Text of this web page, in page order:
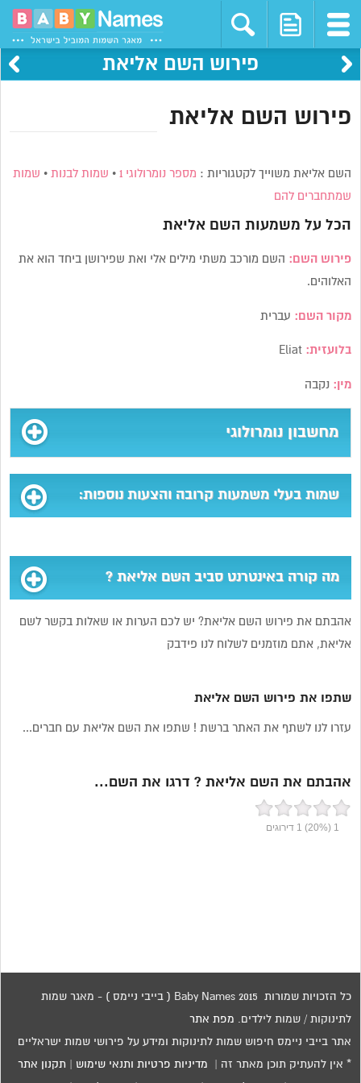
פירוש השם אליאת
פירוש השם אליאת
השם אליאת משוייך לקטגוריות : מספר נומרולוגי 1 • שמות לבנות • שמות
שמתחברים להם
הכל על משמעות השם אליאת
פירוש השם: השם מורכב משתי מילים אלי ואת שפירושן ביחד הוא את
האלוהים.
מקור השם: עברית
בלועזית: Eliat
מין: נקבה
מחשבון נומרולוגי
שמות בעלי משמעות קרובה והצעות נוספות:
מה קורה באינטרנט סביב השם אליאת ?
אהבתם את פירוש השם אליאת? יש לכם הערות או שאלות בקשר לשם
אליאת, אתם מוזמנים לשלוח לנו פידבק
שתפו את פירוש השם אליאת
עזרו לנו לשתף את האתר ברשת ! שתפו את השם אליאת עם חברים...
אהבתם את השם אליאת ? דרגו את השם...
1
(20%)
1 דירוגים
כל הזכויות שמורות 2015 Baby Names ( בייבי ניימס ) - מאגר שמות
לתינוקות / שמות לילדים. מפת אתר
אתר בייבי ניימס חיפוש שמות לתינוקות ומידע על פירושי שמות ישראליים
* אין להעתיק תוכן מאתר זה | מדיניות פרטיות ותנאי שימוש תקנון אתר